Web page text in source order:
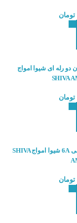
تومان
رله ای شیوا امواج
SHIVA
تومان
ساعت نجومی 6A شیوا امواج SHIVA
تومان